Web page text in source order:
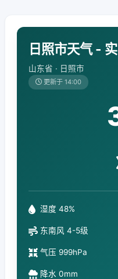
日照市天气 -
山东省 · 日照市
更新于 14:00
湿度 48%
东南风 4-5级
气压 999hPa
降水 0mm